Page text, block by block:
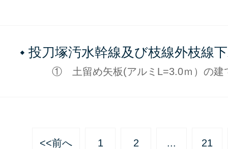
投刀塚汚水幹線及び枝線外枝線
工事 2018年8月現在 No.1
① 土留め矢板(アルミL=3.0ｍ）の建
<<前へ 1 2 ... 21